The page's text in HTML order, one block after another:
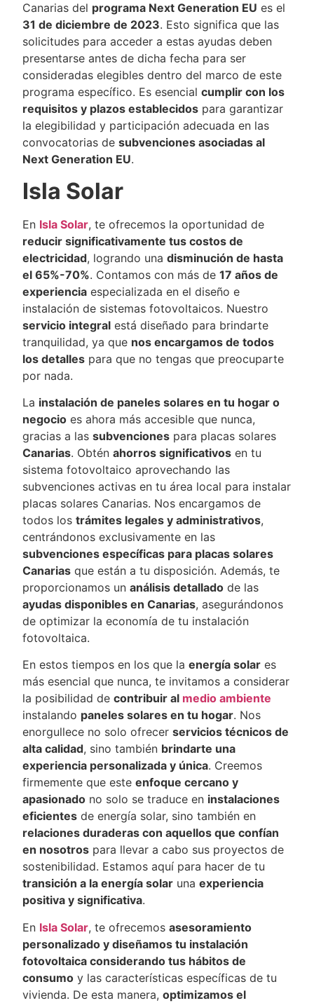
Canarias del programa Next Generation EU es el
31 de diciembre de 2023. Esto significa que las
solicitudes para acceder a estas ayudas deben
presentarse antes de dicha fecha para ser
consideradas elegibles dentro del marco de este
programa específico. Es esencialcumplir con los
requisitos y plazos establecidos para garantizar
la elegibilidad y participación adecuada en las
convocatorias desubvenciones asociadas al
Next Generation EU.
Isla Solar
En Isla Solar, te ofrecemos la oportunidad de
reducir significativamente tus costos de
electricidad, logrando unadisminución de hasta
el 65%-70%. Contamos con más de17 años de
experiencia especializada en el diseño e
instalación de sistemas fotovoltaicos. Nuestro
servicio integral está diseñado para brindarte
tranquilidad, ya que nos encargamos de todos
los detalles para que no tengas que preocuparte
por nada.
La instalación de paneles solares en tu hogar o
negocio es ahora más accesible que nunca,
gracias a lassubvenciones para placas solares
Canarias. Obténahorros significativos en tu
sistema fotovoltaico aprovechando las
subvenciones activas en tu área local para instalar
placas solares Canarias. Nos encargamos de
todos lostrámites legales y administrativos,
centrándonos exclusivamente en las
subvenciones específicas para placas solares
Canarias que están a tu disposición. Además, te
proporcionamos unanálisis detallado de las
ayudas disponibles en Canarias, asegurándonos
de optimizar la economía de tu instalación
fotovoltaica.
En estos tiempos en los que laenergía solar es
más esencial que nunca, te invitamos a considerar
la posibilidad decontribuir al medio ambiente
instalando paneles solares en tu hogar. Nos
enorgullece no solo ofrecerservicios técnicos de
alta calidad, sino también brindarte una
experiencia personalizada y única. Creemos
firmemente que esteenfoque cercano y
apasionado no solo se traduce en instalaciones
eficientes de energía solar, sino también en
relaciones duraderas con aquellos que confían
en nosotros para llevar a cabo sus proyectos de
sostenibilidad. Estamos aquí para hacer de tu
transición a la energía solar unaexperiencia
positiva y significativa.
En Isla Solar, te ofrecemosasesoramiento
personalizado y diseñamos tu instalación
fotovoltaica considerando tus hábitos de
consumo y las características específicas de tu
vivienda. De esta manera,optimizamos el